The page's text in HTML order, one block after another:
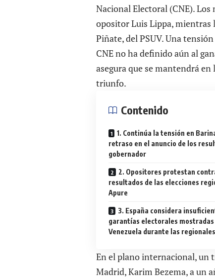
Nacional Electoral (CNE).
opositor Luis Lippa, mientras
Piñate, del PSUV. Una
CNE no ha definido aún al
asegura que se mantendrá
triunfo.
Contenido
1. Continúa la tensión en
retraso en el anuncio de los
gobernador
2. Opositores protestan
resultados de las elecciones
Apure
3. España considera
garantías electorales
Venezuela durante las regionales
En el plano internacional, un
Madrid, Karim Bezema, a un